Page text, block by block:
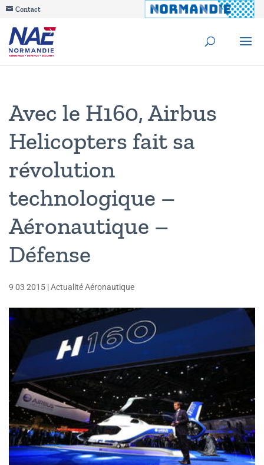
Contact
Avec le H160, Airbus
Helicopters fait sa
révolution
technologique –
Aéronautique –
Défense
9 03 2015 |Actualité Aéronautique